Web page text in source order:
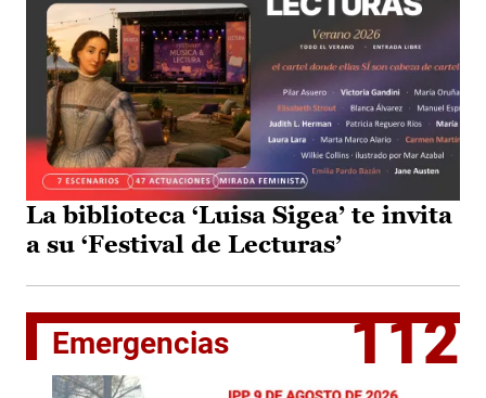
La biblioteca ‘Luisa Sigea’ te invita
a su ‘Festival de Lecturas’
Emergencias 112